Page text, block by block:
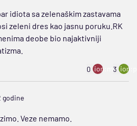
idiota sa zelenaškim zastavama
zeleni dres kao jasnu poruku.RK
deobe bio najaktivniji
0 ion:minus
3
godine
Veze nemamo.